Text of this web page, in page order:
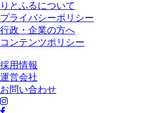
りとふるについて
プライバシーポリシー
行政・企業の方へ
コンテンツポリシー
採用情報
運営会社
お問い合わせ